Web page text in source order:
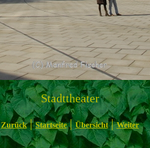
Stadttheater
Zurück | Startseite | Übersicht | Weiter